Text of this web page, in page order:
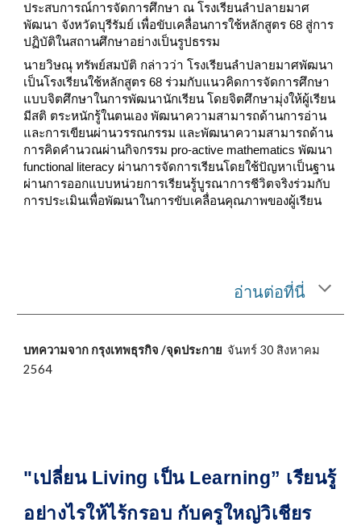
ประสบการณ์การจัดการศึกษา ณ โรงเรียนลำปลายมาศ
พัฒนา จังหวัดบุรีรัมย์ เพื่อขับเคลื่อนการใช้หลักสูตร 68 สู่การ
ปฏิบัติในสถานศึกษาอย่างเป็นรูปธรรม
นายวิษณุ ทรัพย์สมบัติ กล่าวว่า โรงเรียนลำปลายมาศพัฒนา
เป็นโรงเรียนใช้หลักสูตร 68 ร่วมกับแนวคิดการจัดการศึกษา
แบบจิตศึกษาในการพัฒนานักเรียน โดยจิตศึกษามุ่งให้ผู้เรียน
มีสติ ตระหนักรู้ในตนเอง พัฒนาความสามารถด้านการอ่าน
และการเขียนผ่านวรรณกรรม และพัฒนาความสามารถด้าน
การคิดคำนวณผ่านกิจกรรม pro-active mathematics พัฒนา
functional literacy ผ่านการจัดการเรียนโดยใช้ปัญหาเป็นฐาน
ผ่านการออกแบบหน่วยการเรียนรู้บูรณาการชีวิตจริงร่วมกับ
การประเมินเพื่อพัฒนาในการขับเคลื่อนคุณภาพของผู้เรียน
อ่านต่อที่นี่
บทความจาก กรุงเทพธุรกิจ /จุดประกาย จันทร์ 30 สิงหาคม
2564
"เปลี่ยน Living เป็น Learning” เรียนรู้
อย่างไรให้ไร้กรอบ กับครูใหญ่วิเชียร